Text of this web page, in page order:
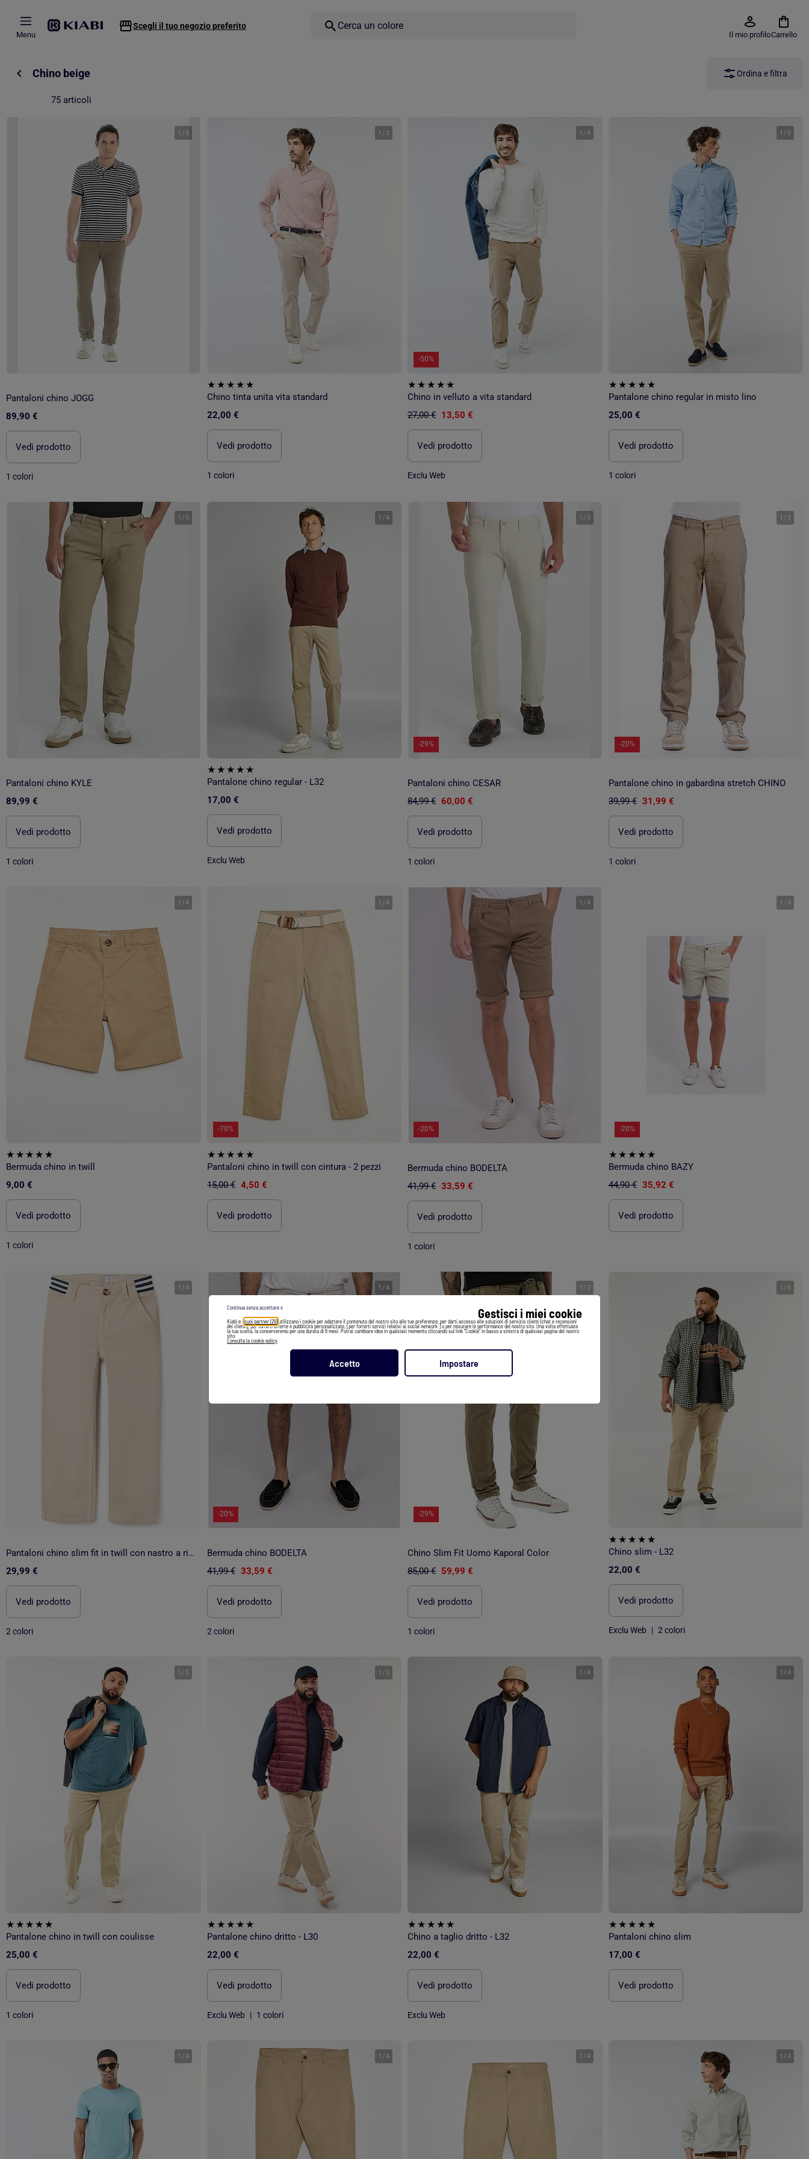
Gestisci i miei cookie
Kiabi e i suoi partner (29) utilizzano i cookie per adattare il contenuto del nostro sito alle tue preferenze, per darti accesso alle soluzioni di servizio clienti (chat e recensioni
dei clienti), per fornirti offerte e pubblicità personalizzate, [per fornirti servizi relativi ai social network ] o per misurare le performance del nostro sito. Una volta effettuata
la tua scelta, la conserveremo per una durata di 6 mesi. Potrai cambiare idea in qualsiasi momento cliccando sul link "Cookie" in basso a sinistra di qualsiasi pagina del nostro
sito.
Consulta la cookie policy
Accetto Impostare
Continua senza accettare x
Menu
Scegli il tuo negozio preferito
Il mio profiloCarrello
Chino beige Ordina e filtra
75 articoli
1 / 5
Pantaloni chino JOGG
89,90 €
Vedi prodotto
1 colori
1 / 3
Chino tinta unita vita standard
22,00 €
Vedi prodotto
1 colori
1 /4
-50%
Chino in velluto a vita standard
27,00 € 13,50 €
Vedi prodotto
Exclu Web
1 / 5
Pantalone chino regular in misto lino
25,00 €
Vedi prodotto
1 colori
1 / 5
Pantaloni chino KYLE
89,99 €
Vedi prodotto
1 colori
1 /4
Pantalone chino regular - L32
17,00 €
Vedi prodotto
Exclu Web
1 / 5
-29%
Pantaloni chino CESAR
84,99 € 60,00 €
Vedi prodotto
1 colori
1 / 3
-20%
Pantalone chino in gabardina stretch CHINO
39,99 € 31,99 €
Vedi prodotto
1 colori
1 /4
Bermuda chino in twill
9,00 €
Vedi prodotto
1 colori
1 /4
-70%
Pantaloni chino in twill con cintura - 2 pezzi
15,00 € 4,50 €
Vedi prodotto
1 /4
-20%
Bermuda chino BODELTA
41,99 € 33,59 €
Vedi prodotto
1 colori
1 /4
-20%
Bermuda chino BAZY
44,90 € 35,92 €
Vedi prodotto
1 /4
Pantaloni chino slim fit in twill con nastro a righe
29,99 €
Vedi prodotto
2 colori
1 /4
-20%
Bermuda chino BODELTA
41,99 € 33,59 €
Vedi prodotto
2 colori
1 / 2
-29%
Chino Slim Fit Uomo Kaporal Color
85,00 € 59,99 €
Vedi prodotto
1 colori
1 / 6
Chino slim - L32
22,00 €
Vedi prodotto
Exclu Web | 2 colori
1 / 5
Pantalone chino in twill con coulisse
25,00 €
Vedi prodotto
1 colori
1 / 5
Pantalone chino dritto - L30
22,00 €
Vedi prodotto
Exclu Web | 1 colori
1 /4
Chino a taglio dritto - L32
22,00 €
Vedi prodotto
Exclu Web
1 /4
Pantaloni chino slim
17,00 €
Vedi prodotto
1 /4 1 /4 1 /4 1 /4